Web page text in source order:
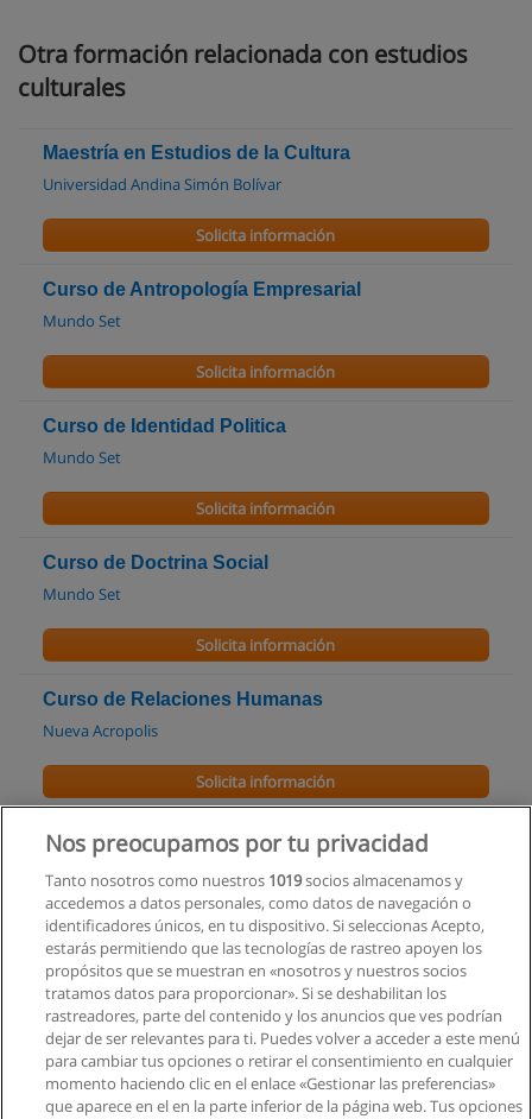
Otra formación relacionada con estudios
culturales
Maestría en Estudios de la Cultura
Universidad Andina Simón Bolívar
Solicita información
Curso de Antropología Empresarial
Mundo Set
Solicita información
Curso de Identidad Politica
Mundo Set
Solicita información
Curso de Doctrina Social
Mundo Set
Solicita información
Curso de Relaciones Humanas
Nueva Acropolis
Solicita información
Carrera de Lengua y Literatura
Solicita información
Magíster en Estudios Antropológicos y de la
Cultura
Universidad Politécnica Salesiana
Solicita información
Nos preocupamos por tu privacidad
Tanto nosotros como nuestros 1019socios almacenamos y
accedemos a datos personales, como datos de navegación o
identificadores únicos, en tu dispositivo. Si seleccionas Acepto,
estarás permitiendo que las tecnologías de rastreo apoyen los
propósitos que se muestran en «nosotros y nuestros socios
tratamos datos para proporcionar». Si se deshabilitan los
rastreadores, parte del contenido y los anuncios que ves podrían
dejar de ser relevantes para ti. Puedes volver a acceder a este menú
para cambiar tus opciones o retirar el consentimiento en cualquier
momento haciendo clic en el enlace «Gestionar las preferencias»
que aparece en el en la parte inferior de la página web. Tus opciones